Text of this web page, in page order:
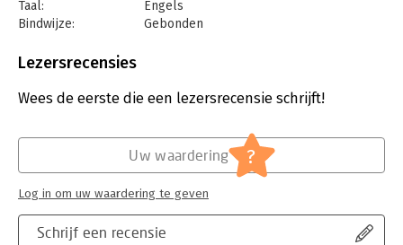
shows how the formal properties of the novel allow us to
imagine the worlds in which we live. This is a vibrant,
us to see anew how central fiction is to our idea of the world,
our present and our future.
Taal:
Engels
Bindwijze:
Gebonden
Uitgever:
Lezersrecensies
Wees de eerste die een lezersrecensie schrijft!
Schrijf een recensie
Uw waardering ?
Log in om uw waardering te geven